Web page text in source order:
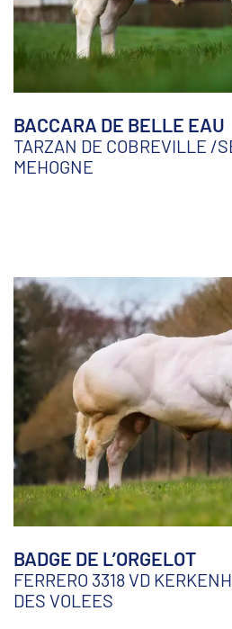
BACCARA DE BELLE EAU
TARZAN DE COBREVILLE /
MEHOGNE
BADGE DE L’ORGELOT
FERRERO 3318 VD
DES VOLEES